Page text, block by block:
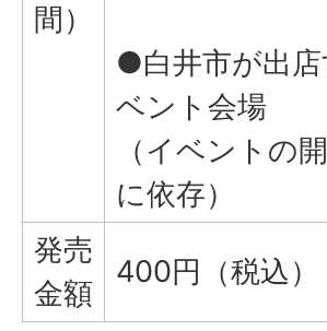
間）
●白井市が出店
ベント会場
（イベントの
に依存）
発売
金額
400円（税込）